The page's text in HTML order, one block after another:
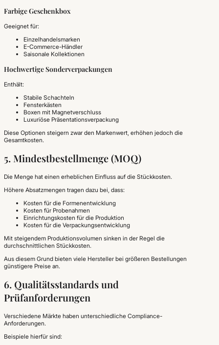
Farbige Geschenkbox
Geeignet für:
Einzelhandelsmarken
E-Commerce-Händler
Saisonale Kollektionen
Hochwertige Sonderverpackungen
Enthält:
Stabile Schachteln
Fensterkästen
Boxen mit Magnetverschluss
Luxuriöse Präsentationsverpackung
Diese Optionen steigern zwar den Markenwert, erhöhen jedoch die
Gesamtkosten.
5. Mindestbestellmenge (MOQ)
Die Menge hat einen erheblichen Einfluss auf die Stückkosten.
Höhere Absatzmengen tragen dazu bei, dass:
Kosten für die Formenentwicklung
Kosten für Probenahmen
Einrichtungskosten für die Produktion
Kosten für die Verpackungsentwicklung
Mit steigendem Produktionsvolumen sinken in der Regel die
durchschnittlichen Stückkosten.
Aus diesem Grund bieten viele Hersteller bei größeren Bestellungen
günstigere Preise an.
6. Qualitätsstandards und
Prüfanforderungen
Verschiedene Märkte haben unterschiedliche Compliance-
Anforderungen.
Beispiele hierfür sind: